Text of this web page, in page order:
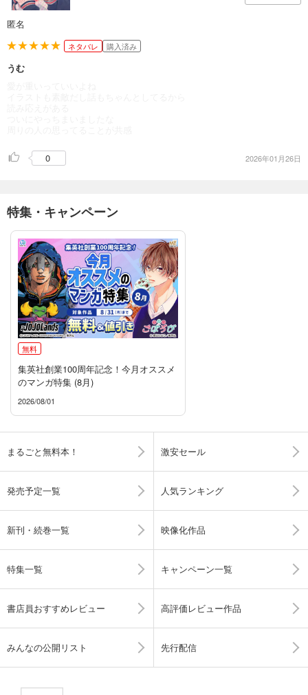
匿名
ネタバレ 購入済み
うむ
0 2026年01月26日
特集・キャンペーン
無料
集英社創業100周年記念！今月オススメ
のマンガ特集 (8月)
2026/08/01
まるごと無料本！ 激安セール
発売予定一覧 人気ランキング
新刊・続巻一覧 映像化作品
特集一覧 キャンペーン一覧
書店員おすすめレビュー 高評価レビュー作品
みんなの公開リスト 先行配信